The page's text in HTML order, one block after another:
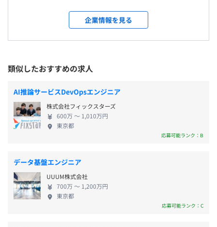
・社内勉強会（全社、職種ごと、専門ごとなど）
PyTorch
す。
関東支社：東京都千代田区一番町19 全国農業共済会館3
※ご希望に合わせて配属を決定します。
就業場所の変更範囲
＜雇入時＞
大阪本社または関東支社
※ご希望に合わせて決定する想定です。
受動喫煙防止措置に関する事項
敷地内原則禁煙（喫煙所あり）
平均残業時間：20～30時間程度／月（※案件により変動
【年間休日120日】
完全週休2日制、祝日、創業記念日（4／1）、年末年始
交通費全額支給
企業情報を見る
類似したおすすめの求人
AI推論サービスDevOpsエンジニア
株式会社フィックスターズ
600万 〜 1,010万円
東京都
応募可能ランク：B
データ基盤エンジニア
UUUM株式会社
700万 〜 1,200万円
東京都
応募可能ランク：C